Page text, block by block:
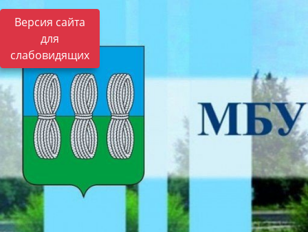
Версия сайта
для
слабовидящих